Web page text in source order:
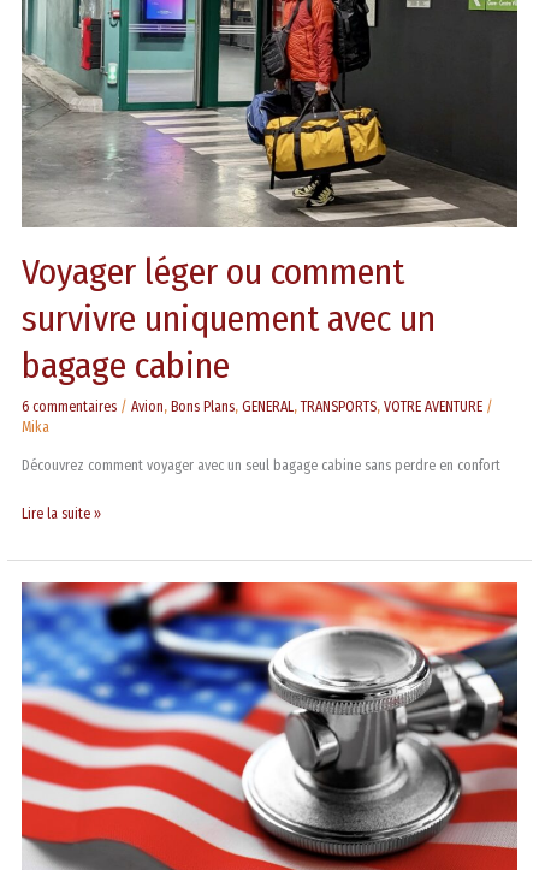
Voyager léger ou comment
survivre uniquement avec un
bagage cabine
6 commentaires /Avion,Bons Plans,GENERAL ,TRANSPORTS,VOTRE AVENTURE /
Mika
Découvrez comment voyager avec un seul bagage cabine sans perdre en confort
avec
un
bagage
cabine
Lire la suite »
Faut-
une
assurance
voyage
pour
partir
aux
États-
Unis